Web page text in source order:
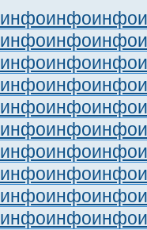
инфоинфоинфо
инфоинфоинфо
инфоинфоинфо
инфоинфоинфо
инфоинфоинфо
инфоинфоинфо
инфоинфоинфо
инфоинфоинфо
инфоинфоинфо
инфоинфоинфо